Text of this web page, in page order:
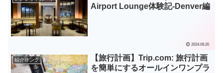
Airport Lounge体験記‐Denver編
2024.09.20
紹介リンク
【旅行計画】Trip.com: 旅行計画
を簡単にするオールインワンプラ